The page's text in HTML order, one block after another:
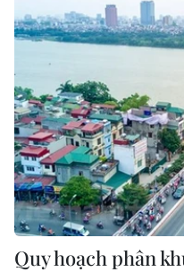
Quy hoạch phân